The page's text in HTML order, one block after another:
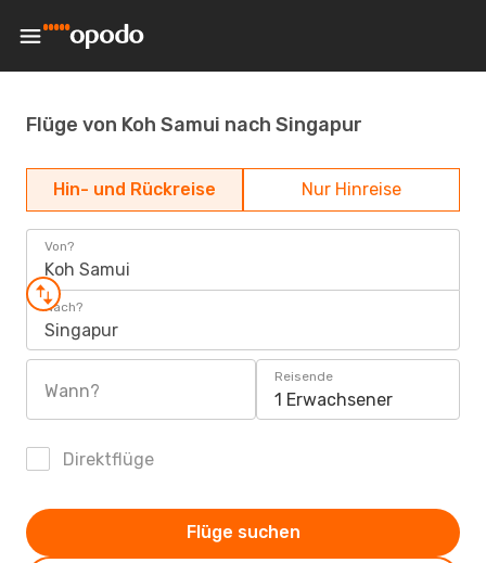
Flüge von Koh Samui nach Singapur
Hin- und Rückreise Nur Hinreise
Von?
Koh Samui
Nach?
Singapur
Wann?
Reisende
1 Erwachsener
Direktflüge
Flüge suchen